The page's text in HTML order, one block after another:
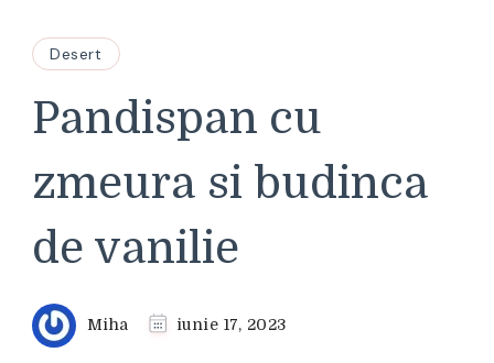
Desert
Pandispan cu
zmeura si budinca
de vanilie
Miha iunie 17, 2023